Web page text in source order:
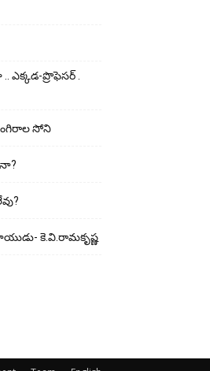
ప్రొఫెసర్ .
తంగిరాల సోని
కె.వి.రామకృష్ణ